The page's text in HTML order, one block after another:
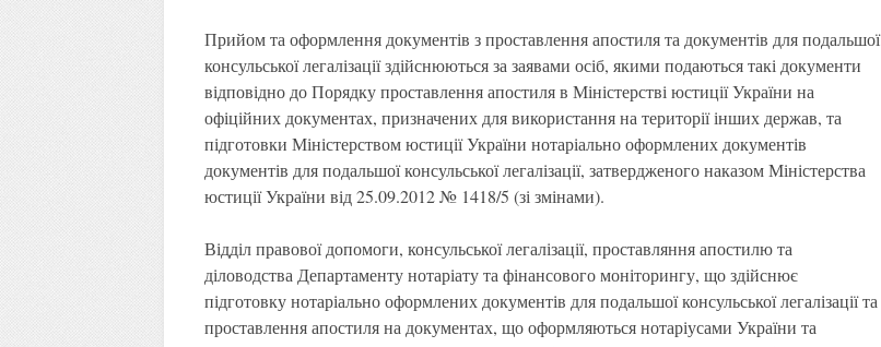
Прийом та оформлення документів з проставлення апостиля та документів для подальшої
консульської легалізації здійснюються за заявами осіб, якими подаються такі документи
відповідно до Порядку проставлення апостиля в Міністерстві юстиції України на
офіційних документах, призначених для використання на території інших держав, та
підготовки Міністерством юстиції України нотаріально оформлених документів
документів для подальшої консульської легалізації, затвердженого наказом Міністерства
юстиції України від 25.09.2012 № 1418/5 (зі змінами).
Відділ правової допомоги, консульської легалізації, проставляння апостилю та
діловодства Департаменту нотаріату та фінансового моніторингу, що здійснює
підготовку нотаріально оформлених документів для подальшої консульської легалізації та
проставлення апостиля на документах, що оформляються нотаріусами України та